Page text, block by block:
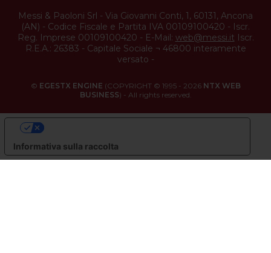
Messi & Paoloni Srl - Via Giovanni Conti, 1 , 60131 , Ancona
(AN) - Codice Fiscale e Partita IVA 00109100420 - Iscr.
Reg. Imprese 00109100420 - E-Mail: web@messi.it
Iscr.
R.E.A.: 26383 - Capitale Sociale ¬ 46800 interamente
versato -
© EGESTX ENGINE (COPYRIGHT © 1995 - 2026 NTX WEB
BUSINESS) - All rights reserved.
Informativa sulla raccolta